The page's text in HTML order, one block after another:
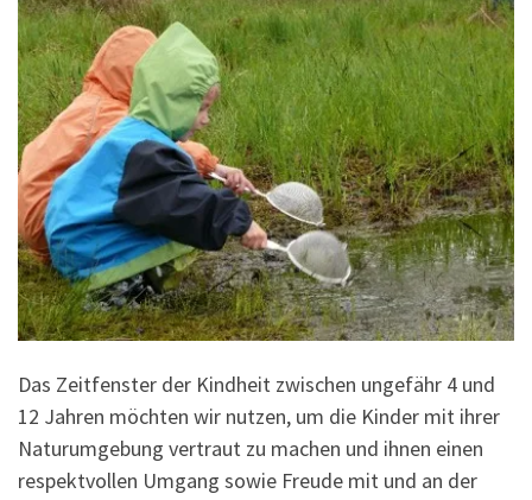
Das Zeitfenster der Kindheit zwischen ungefähr 4 und
12 Jahren möchten wir nutzen, um die Kinder mit ihrer
Naturumgebung vertraut zu machen und ihnen einen
respektvollen Umgang sowie Freude mit und an der